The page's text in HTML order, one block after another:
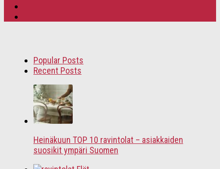
Popular Posts
Recent Posts
Heinäkuun TOP 10 ravintolat – asiakkaiden
suosikit ympäri Suomen